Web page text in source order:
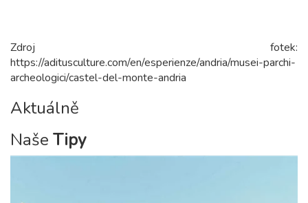
Zdroj fotek:
https://aditusculture.com/en/esperienze/andria/musei-parchi-
archeologici/castel-del-monte-andria
Aktuálně
Naše Tipy